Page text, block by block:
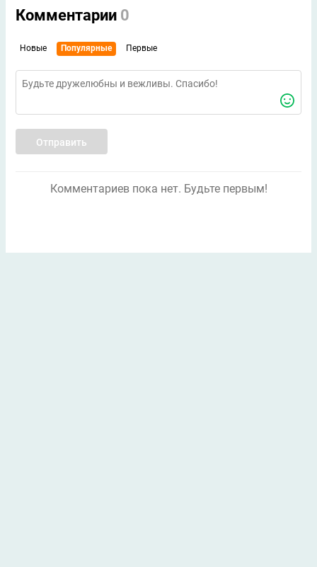
Комментарии 0
Новые Популярные Первые
Отправить
Комментариев пока нет. Будьте первым!